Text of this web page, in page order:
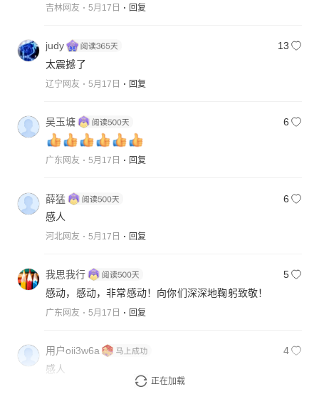
吉林网友 5月17日 回复
judy
13
太震撼了
辽宁网友 5月17日 回复
吴玉塘 6
广东网友 5月17日 回复
薛猛
6
感人
河北网友 5月17日 回复
我思我行
5
感动，感动，非常感动！向你们深深地鞠躬致敬！
广东网友 5月17日 回复
用户oii3w6a
4
感人
回复
正在加载